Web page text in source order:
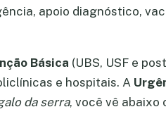
apoio diagnóstico,
Básica (UBS, USF e
e hospitais. A
da serra, você vê abaixo